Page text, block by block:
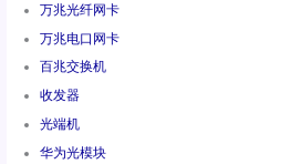
万兆光纤网卡
万兆电口网卡
百兆交换机
收发器
光端机
华为光模块